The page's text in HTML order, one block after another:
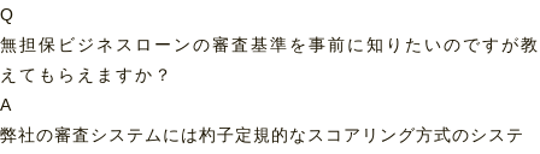
Q
無担保ビジネスローンの審査基準を事前に知りたいのですが教
えてもらえますか？
A
弊社の審査システムには杓子定規的なスコアリング方式のシステ